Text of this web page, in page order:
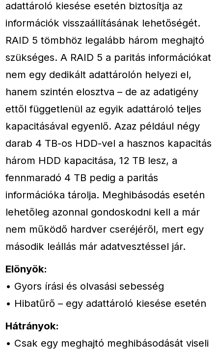
adattároló kiesése esetén biztosítja az
információk visszaállításának lehetőségét.
RAID 5 tömbhöz legalább három meghajtó
szükséges. A RAID 5 a paritás információkat
nem egy dedikált adattárolón helyezi el,
hanem szintén elosztva – de az adatigény
ettől függetlenül az egyik adattároló teljes
kapacitásával egyenlő. Azaz például négy
darab 4 TB-os HDD-vel a hasznos kapacitás
három HDD kapacitása, 12 TB lesz, a
fennmaradó 4 TB pedig a paritás
információka tárolja. Meghibásodás esetén
lehetőleg azonnal gondoskodni kell a már
nem működő hardver cseréjéről, mert egy
második leállás már adatvesztéssel jár.
Elönyök:
• Gyors írási és olvasási sebesség
• Hibatűrő – egy adattároló kiesése esetén
Hátrányok:
• Csak egy meghajtó meghibásodását viseli